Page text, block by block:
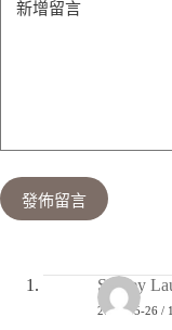
新增留言
發佈留言
Shirley
2023-05-26 /